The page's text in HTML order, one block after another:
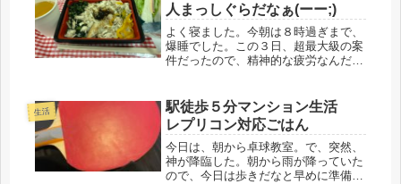
人まっしぐらだなぁ(ーー;)
よく寝ました。今朝は８時過ぎまで、
爆睡でした。この３日、超最大級の案
件だったので、精神的な疲労なんだと
(-_-;)折角の休日ですが、不仲な夫と、
また一つ屋根の下です。でも、...
生活
駅徒歩５分マンション生活
レプリコン対応ごはん
今日は、朝から卓球教室。で、突然、
神が降臨した。朝から雨が降っていた
ので、今日は歩きだなと早めに準備。